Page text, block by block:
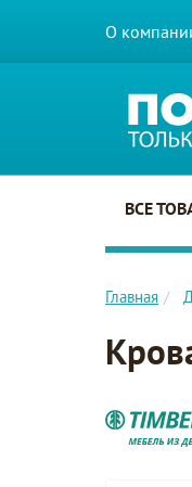
О
Главное меню
ВСЕ
Главная